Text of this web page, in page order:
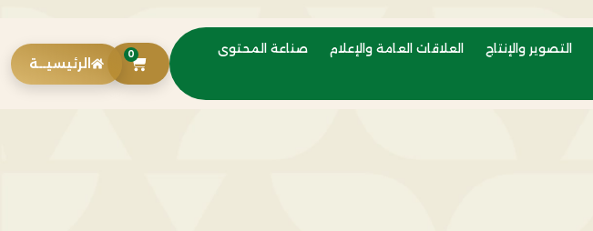
التصوير والإنتاج العلاقات العامة والإعلام صناعة المحتوى 0
الرئيسيــة